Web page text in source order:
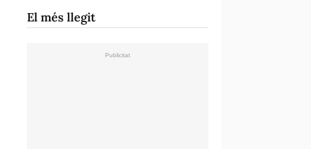
El més llegit